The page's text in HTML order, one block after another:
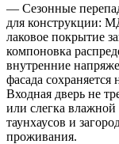
— Сезонные
для конструкции:
лаковое покрытие
компоновка
внутренние
фасада
Входная дверь не
или слегка
таунхаусов и
проживания.